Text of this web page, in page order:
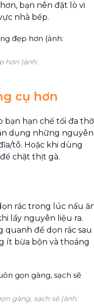
bạn nên đặt lò vi
nhà bếp.
hơn (ảnh:
cụ hơn
bạn hạn chế tối đa
dụng những nguyên
tô. Hoặc khi dùng
chặt thịt gà.
rác trong lúc nấu
lấy nguyên liệu ra.
quanh để dọn rác sau
ít bừa bộn và thoáng
gàng, sạch sẽ (ảnh: